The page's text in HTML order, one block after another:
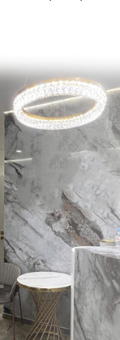
74-26-054675